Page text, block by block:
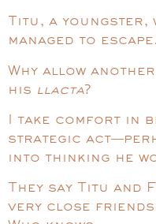
Titu, a youngster,
managed to escape.
Why allow
his llacta?
I take comfort in
strategic
into thinking he
They say Titu and
very close